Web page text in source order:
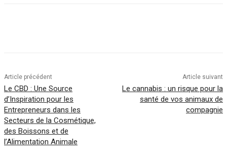
Article précédent
Le CBD : Une Source
d’Inspiration pour les
Entrepreneurs dans les
Secteurs de la Cosmétique,
des Boissons et de
l’Alimentation Animale
Article suivant
Le cannabis : un risque pour la
santé de vos animaux de
compagnie